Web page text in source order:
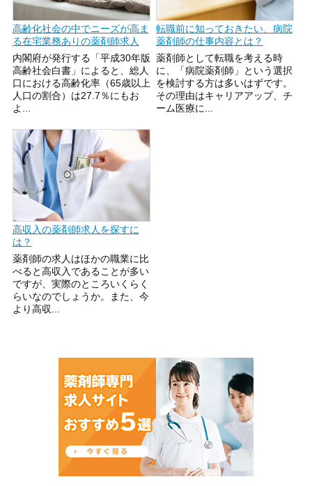
高齢化社会の中でニーズが高ま
る在宅業務ありの薬剤師求人
内閣府が発行する「平成30年版
高齢社会白書」によると、総人
口における高齢化率（65歳以上
人口の割合）は27.7％にもお
よ...
転職前に知っておきたい、病院
薬剤師の仕事内容とは？
薬剤師として転職を考える時
に、「病院薬剤師」という選択
を検討する方は多いはずです。
その理由はキャリアアップ、チ
ーム医療に...
高収入の薬剤師求人を探すに
は？
薬剤師の求人はほかの職業に比
べると高収入であることが多い
ですが、実際のところいくらく
らいなのでしょうか。また、今
より高収...